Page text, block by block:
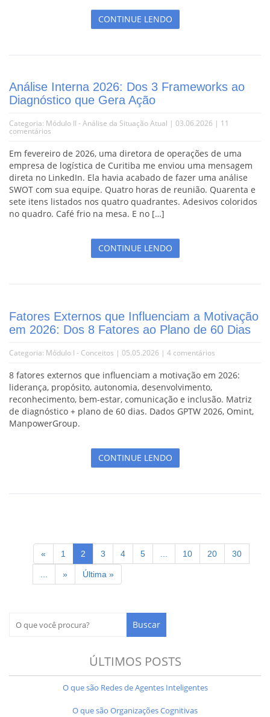
CONTINUE LENDO
Análise Interna 2026: Dos 3 Frameworks ao
Diagnóstico que Gera Ação
Categoria: Módulo II - Análise da Situação Atual | 03.06.2026 | 11
comentários
Em fevereiro de 2026, uma diretora de operações de uma
empresa de logística de Curitiba me enviou uma mensagem
direta no LinkedIn. Ela havia acabado de fazer uma análise
SWOT com sua equipe. Quatro horas de reunião. Quarenta e
sete itens listados nos quatro quadrantes. Adesivos coloridos
no quadro. Café frio na mesa. E no […]
CONTINUE LENDO
Fatores Externos que Influenciam a Motivação
em 2026: Dos 8 Fatores ao Plano de 60 Dias
Categoria: Módulo I - Conceitos | 05.05.2026 | 4 comentários
8 fatores externos que influenciam a motivação em 2026:
liderança, propósito, autonomia, desenvolvimento,
reconhecimento, bem-estar, comunicação e inclusão. Matriz
de diagnóstico + plano de 60 dias. Dados GPTW 2026, Omint,
ManpowerGroup.
CONTINUE LENDO
« 1 2 3 4 5 ... 10 20 30
... » Última »
ÚLTIMOS POSTS
O que são Redes de Agentes Inteligentes
O que são Organizações Cognitivas